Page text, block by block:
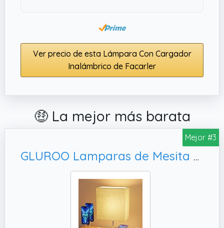
Ver precio de esta Lámpara Con Cargador
Inalámbrico de Facarler
🤑 La mejor más barata
Mejor #3
GLUROO Lamparas de Mesita de Noche con Cargador Inalámbrico,Oficina